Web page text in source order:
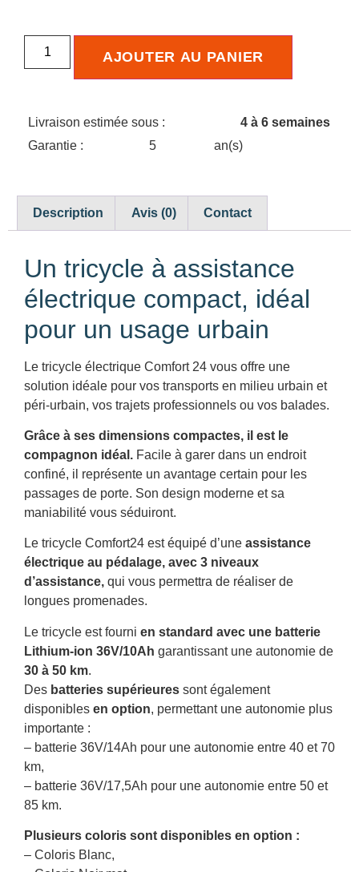
AJOUTER AU PANIER
Livraison estimée sous :
4 à 6 semaines
Garantie :
5 an(s)
Description Avis (0) Contact
Un tricycle à assistance
électrique compact, idéal
pour un usage urbain
Le tricycle électrique Comfort 24 vous offre une
solution idéale pour vos transports en milieu urbain et
péri-urbain, vos trajets professionnels ou vos balades.
Grâce à ses dimensions compactes, il est le
compagnon idéal. Facile à garer dans un endroit
confiné, il représente un avantage certain pour les
passages de porte. Son design moderne et sa
maniabilité vous séduiront.
Le tricycle Comfort24 est équipé d’une assistance
électrique au pédalage, avec 3 niveaux
d’assistance, qui vous permettra de réaliser de
longues promenades.
Le tricycle est fourni en standard avec une batterie
Lithium-ion 36V/10Ah garantissant une autonomie de
30 à 50 km.
Des batteries supérieures sont également
disponibles en option, permettant une autonomie plus
importante :
– batterie 36V/14Ah pour une autonomie entre 40 et 70
km,
– batterie 36V/17,5Ah pour une autonomie entre 50 et
85 km.
Plusieurs coloris sont disponibles en option :
– Coloris Blanc,